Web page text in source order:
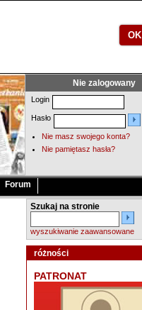
OK
Nie zalogowany
Login
Hasło
Nie masz swojego konta?
Nie pamiętasz hasła?
Forum
Szukaj na stronie
wyszukiwanie zaawansowane
różności
PATRONAT